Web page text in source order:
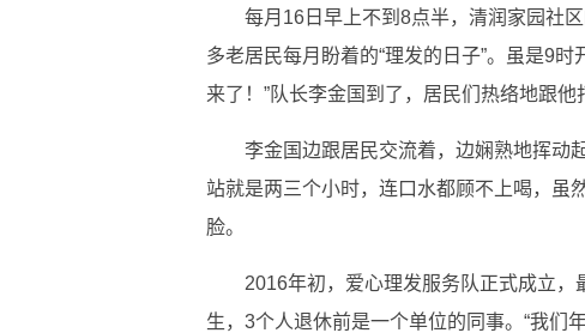
每月16日早上不到8点半，清润家园社
多老居民每月盼着的“理发的日子”。虽是9
来了！”队长李金国到了，居民们热络地跟他
李金国边跟居民交流着，边娴熟地挥动
站就是两三个小时，连口水都顾不上喝，虽
脸。
2016年初，爱心理发服务队正式成立，
生，3个人退休前是一个单位的同事。“我们